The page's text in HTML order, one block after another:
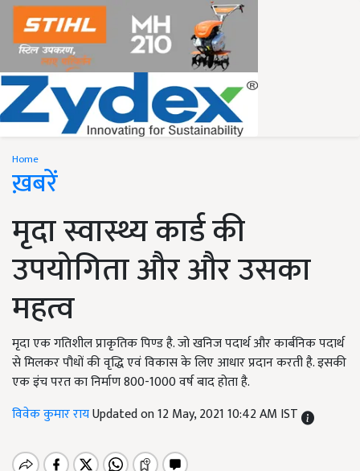
Home
ख़बरें
मृदा स्वास्थ्य कार्ड की
उपयोगिता और और उसका
महत्व
मृदा एक गतिशील प्राकृतिक पिण्ड है. जो खनिज पदार्थ और कार्बनिक पदार्थ
से मिलकर पौधों की वृद्धि एवं विकास के लिए आधार प्रदान करती है. इसकी
एक इंच परत का निर्माण 800-1000 वर्ष बाद होता है.
विवेक कुमार रायUpdated on 12 May, 2021 10:42 AM IST